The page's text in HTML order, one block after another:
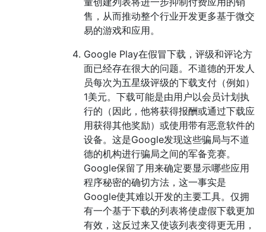
售，从而推动整个行业开发更多基于微交
易的游戏和应用。
Google Play在假冒下载，评级和评论方
面已经存在很大的问题。不道德的开发人
员每次为五星级评级的下载支付（例如）
1美元。下载可能是由用户以会员计划执
行的（因此，他将获得报酬或通过下载应
用获得其他奖励）或使用带有恶意软件的
设备。这是Google发现这些骗局与不道
德的机构进行骗局之间的军备竞赛。
Google保留了用来确定要显示哪些应用
程序秘密的确切方法，这一事实是
Google使其难以开发的主要工具。仅拥
有一个基于下载的列表将使虚假下载更加
有效，这反过来又使该列表变得更无用，